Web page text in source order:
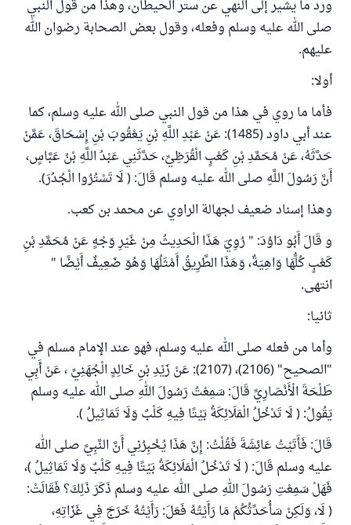
ورد ما يشير إلى النهي عن ستر الحيطان، وهذا من قول النبي
صلى الله عليه وسلم وفعله، وقول بعض الصحابة رضوان الله
عليهم.
أولا:
فأما ما روي في هذا من قول النبي صلى الله عليه وسلم، كما
عند أبي داود (1485): عَنْ عَبْدِ اللَّهِ بْنِ يَعْقُوبَ بْنِ إِسْحَاقَ، عَمَّنْ
حَدَّثَهُ، عَنْ مُحَمَّدِ بْنِ كَعْبٍ الْقُرَظِيِّ، حَدَّثَنِي عَبْدُ اللَّهِ بْنُ عَبَّاسٍ،
أَنَّ رَسُولَ اللَّهِ صلى الله عليه وسلم قَالَ: ( لَا تَسْتُرُوا الْجُدُرَ).
وهذا إسناد ضعيف لجهالة الراوي عن محمد بن كعب.
و قَالَ أَبُو دَاوُدَ: " رُوِيَ هَذَا الْحَدِيثُ مِنْ غَيْرِ وَجْهٍ عَنْ مُحَمَّدِ بْنِ
كَعْبٍ كُلُّهَا وَاهِيَةٌ، وَهَذَا الطَّرِيقُ أَمْثَلُهَا وَهُوَ ضَعِيفٌ أَيْضًا "
انتهى.
ثانيا:
وأما من فعله صلى الله عليه وسلم، فهو عند الإمام مسلم في
"الصحيح" (2106)، (2107): عَنْ زَيْدِ بْنِ خَالِدٍ الْجُهَنِيِّ ، عَنْ أَبِي
طَلْحَةَ الْأَنْصَارِيِّ قَالَ: سَمِعْتُ رَسُولَ اللهِ صلى الله عليه وسلم
يَقُولُ: ( لَا تَدْخُلُ الْمَلَائِكَةُ بَيْتًا فِيهِ كَلْبٌ وَلَا تَمَاثِيلُ ).
قَالَ: فَأَتَيْتُ عَائِشَةَ فَقُلْتُ: إِنَّ هَذَا يُخْبِرُنِي أَنَّ النَّبِيَّ صلى الله
عليه وسلم قَالَ: ( لَا تَدْخُلُ الْمَلَائِكَةُ بَيْتًا فِيهِ كَلْبٌ وَلَا تَمَاثِيلُ )،
فَهَلْ سَمِعْتِ رَسُولَ اللهِ صلى الله عليه وسلم ذَكَرَ ذَلِكَ؟ فَقَالَتْ:
( لَا، وَلَكِنْ سَأُحَدِّثُكُمْ مَا رَأَيْتُهُ فَعَلَ: رَأَيْتُهُ خَرَجَ فِي غَزَاتِهِ،